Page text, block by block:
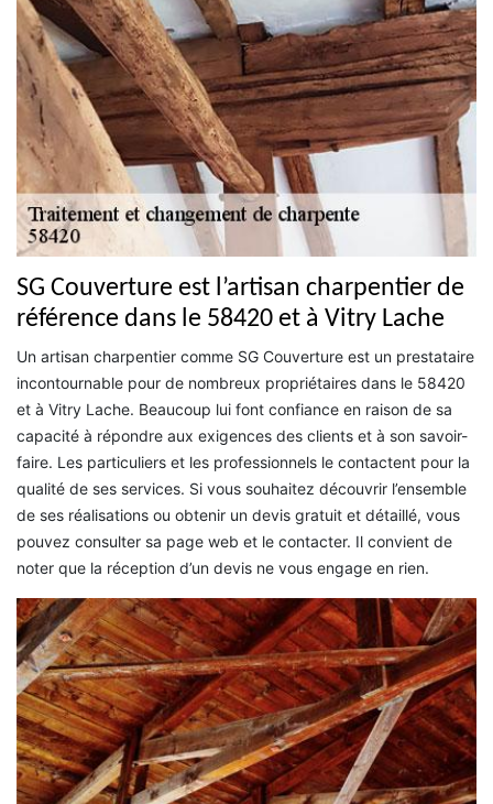
SG Couverture est l’artisan charpentier de
référence dans le 58420 et à Vitry Lache
Un artisan charpentier comme SG Couverture est un prestataire
incontournable pour de nombreux propriétaires dans le 58420
et à Vitry Lache. Beaucoup lui font confiance en raison de sa
capacité à répondre aux exigences des clients et à son savoir-
faire. Les particuliers et les professionnels le contactent pour la
qualité de ses services. Si vous souhaitez découvrir l’ensemble
de ses réalisations ou obtenir un devis gratuit et détaillé, vous
pouvez consulter sa page web et le contacter. Il convient de
noter que la réception d’un devis ne vous engage en rien.